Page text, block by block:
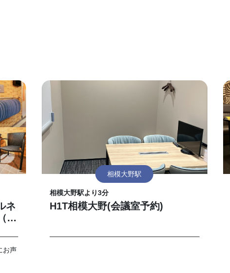
ネ
ス
お声
相模大野駅
相模大野駅より3分
H1T相模大野(会議室予約)